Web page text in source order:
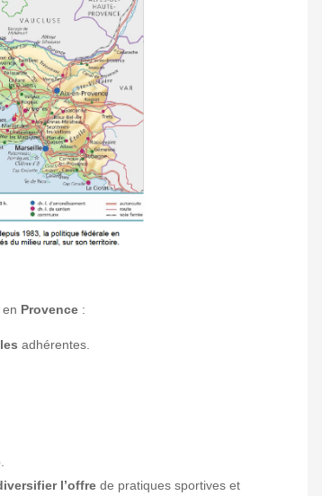
en Provence :
adhérentes.
l’offre de pratiques sportives et